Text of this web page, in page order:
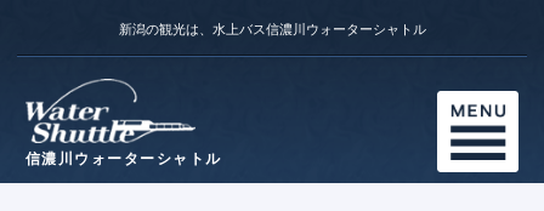
新潟の観光は、水上バス信濃川ウォーターシャトル
信濃川ウォーターシャトル